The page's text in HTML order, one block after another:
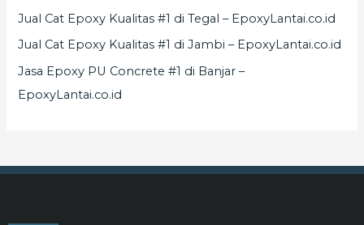
Jual Cat Epoxy Kualitas #1 di Tegal – EpoxyLantai.co.id
Jual Cat Epoxy Kualitas #1 di Jambi – EpoxyLantai.co.id
Jasa Epoxy PU Concrete #1 di Banjar –
EpoxyLantai.co.id